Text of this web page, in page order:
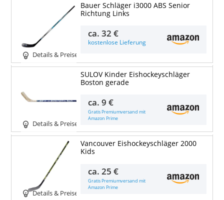
Details & Preise
Bauer Schläger i3000 ABS Senior
Richtung Links
ca.32 €
kostenlose Lieferung
Details & Preise
SULOV Kinder Eishockeyschläger
Boston gerade
ca.9 €
Gratis Premiumversand mit
Amazon Prime
Details & Preise
Vancouver Eishockeyschläger 2000
Kids
ca.25 €
Gratis Premiumversand mit
Amazon Prime